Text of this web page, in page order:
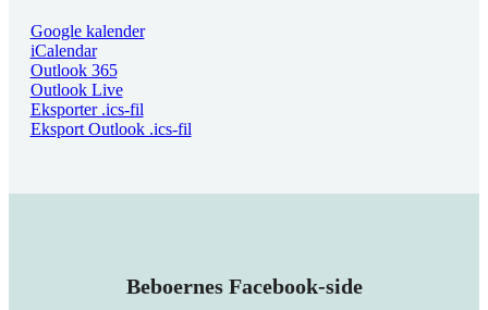
Google kalender
iCalendar
Outlook 365
Outlook Live
Eksporter .ics-fil
Eksport Outlook .ics-fil
Beboernes Facebook-side